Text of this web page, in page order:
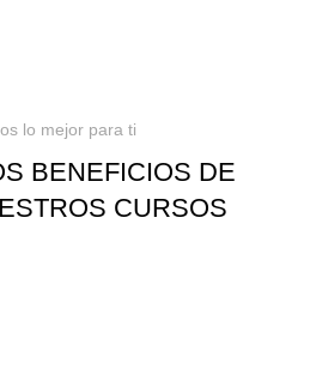
lo mejor para ti
BENEFICIOS DE
CURSOS